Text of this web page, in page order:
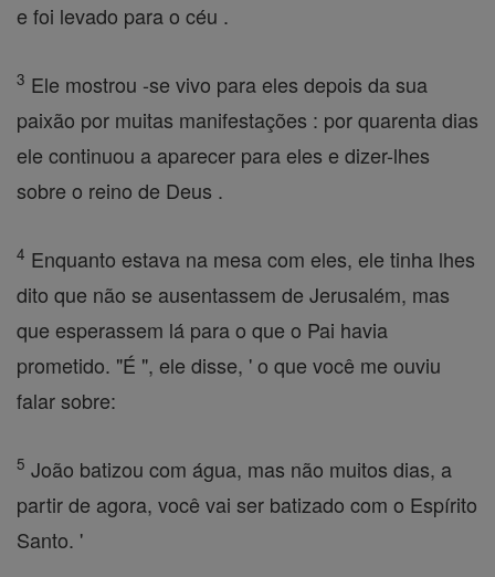
e foi levado para o céu .
3 Ele mostrou -se vivo para eles depois da sua
paixão por muitas manifestações : por quarenta dias
ele continuou a aparecer para eles e dizer-lhes
sobre o reino de Deus .
4 Enquanto estava na mesa com eles, ele tinha lhes
dito que não se ausentassem de Jerusalém, mas
que esperassem lá para o que o Pai havia
prometido. "É ", ele disse, ' o que você me ouviu
falar sobre:
5 João batizou com água, mas não muitos dias, a
partir de agora, você vai ser batizado com o Espírito
Santo. '